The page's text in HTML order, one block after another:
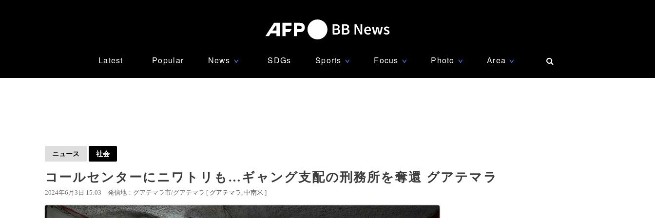
Latest Popular News ∨ SDGs Sports ∨ Focus ∨ Photo ∨ Area ∨
ニュース 社会
コールセンターにニワトリも…ギャング支配の刑務所を奪還 グアテマラ
2024年6月3日 15:03 発信地：グアテマラ市/グアテマラ [ グアテマラ 中南米 ]